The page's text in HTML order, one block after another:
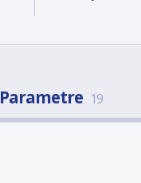
Parametre 19